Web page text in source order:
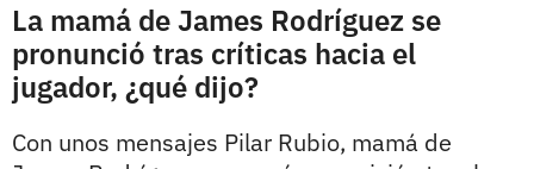
La mamá de James Rodríguez se
pronunció tras críticas hacia el
jugador, ¿qué dijo?
Con unos mensajes Pilar Rubio, mamá de